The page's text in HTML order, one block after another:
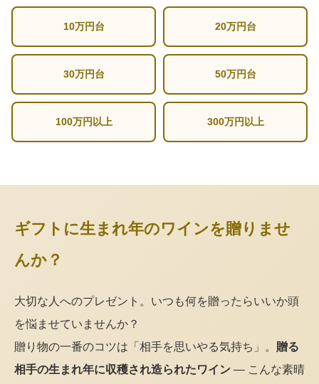
10万円台 20万円台
30万円台 50万円台
100万円以上 300万円以上
ギフトに生まれ年のワインを贈りませ
んか？
大切な人へのプレゼント。いつも何を贈ったらいいか頭
を悩ませていませんか？
贈り物の一番のコツは「相手を思いやる気持ち」。 贈る
相手の生まれ年に収穫され造られたワイン — こんな素晴